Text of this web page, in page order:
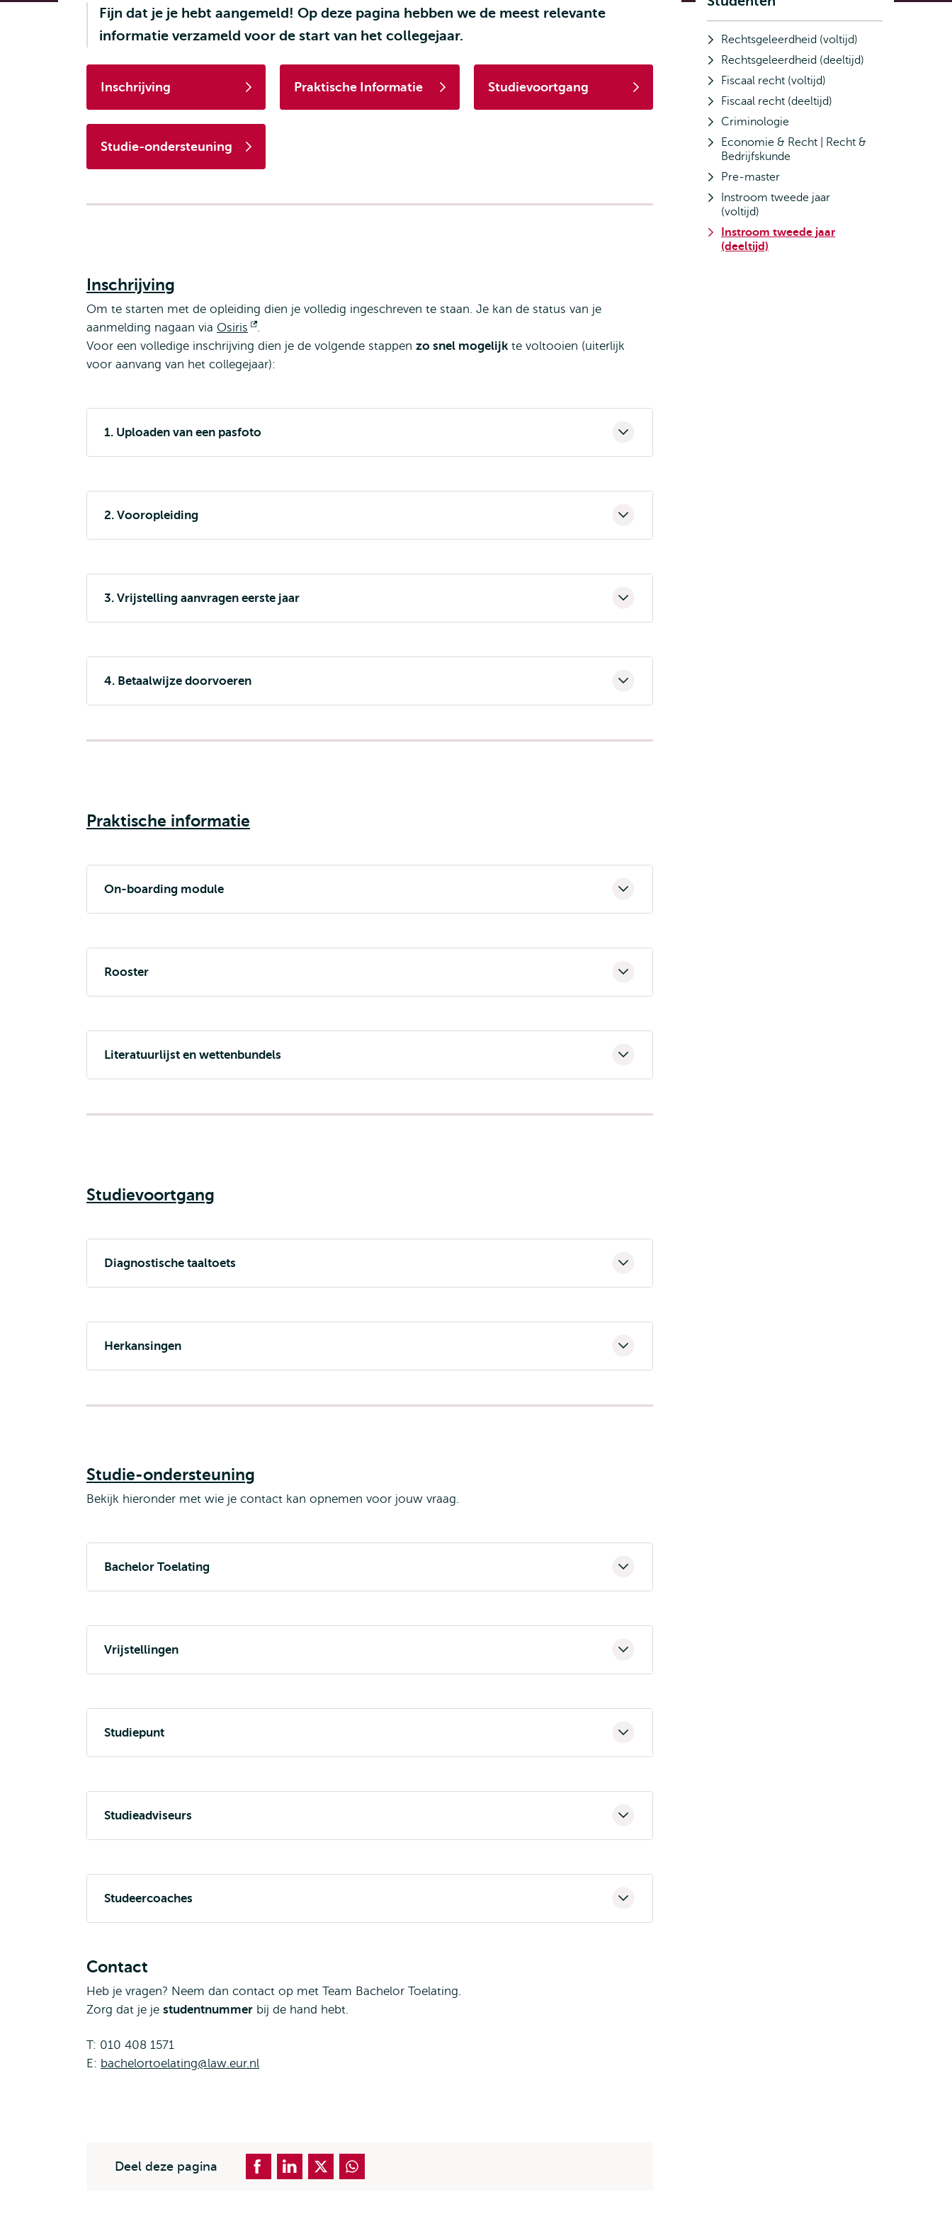
Fijn dat je je hebt aangemeld! Op deze pagina hebben we de meest relevante
informatie verzameld voor de start van het collegejaar.
Inschrijving Praktische Informatie Studievoortgang
Studie-ondersteuning
Inschrijving
Om te starten met de opleiding dien je volledig ingeschreven te staan. Je kan de status van je
aanmelding nagaan via Osiris
Opent
extern
.
Voor een volledige inschrijving dien je de volgende stappen zo snel mogelijk te voltooien (uiterlijk
voor aanvang van het collegejaar):
1. Uploaden van een pasfoto
2. Vooropleiding
3. Vrijstelling aanvragen eerste jaar
4. Betaalwijze doorvoeren
Praktische informatie
On-boarding module
Rooster
Literatuurlijst en wettenbundels
Studievoortgang
Diagnostische taaltoets
Herkansingen
Studie-ondersteuning
Bekijk hieronder met wie je contact kan opnemen voor jouw vraag.
Bachelor Toelating
Vrijstellingen
Studiepunt
Studieadviseurs
Studeercoaches
Contact
Heb je vragen? Neem dan contact op met Team Bachelor Toelating.
Zorg dat je je studentnummer bij de hand hebt.
T: 010 408 1571
E: bachelortoelating@law.eur.nl
Deel deze pagina
Rechtsgeleerdheid (voltijd)
Rechtsgeleerdheid (deeltijd)
Fiscaal recht (voltijd)
Fiscaal recht (deeltijd)
Criminologie
Economie & Recht | Recht &
Bedrijfskunde
Pre-master
Instroom tweede jaar
(voltijd)
Instroom tweede jaar
(deeltijd)